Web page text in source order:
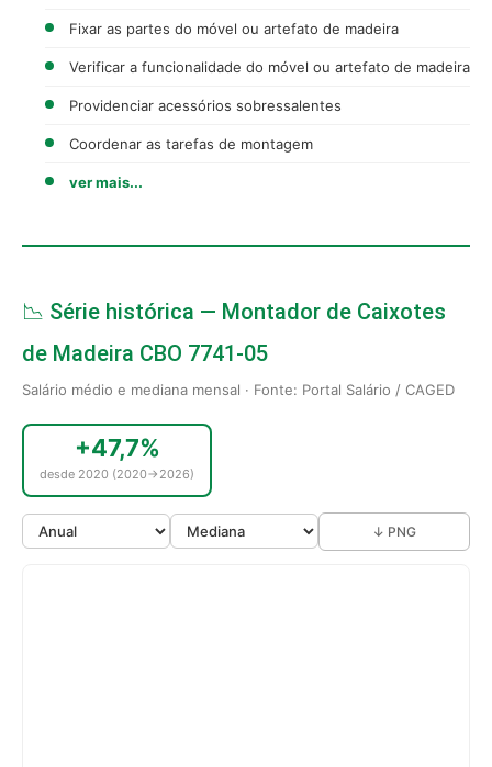
Fixar as partes do móvel ou artefato de madeira
Verificar a funcionalidade do móvel ou artefato de madeira
Providenciar acessórios sobressalentes
Coordenar as tarefas de montagem
ver mais...
📉 Série histórica — Montador de Caixotes
de Madeira CBO 7741-05
Salário médio e mediana mensal · Fonte: Portal Salário / CAGED
+47,7%
desde 2020 (2020→2026)
↓ PNG